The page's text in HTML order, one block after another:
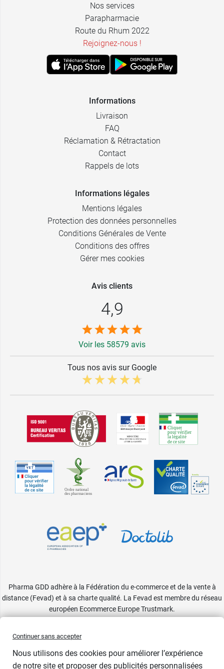
Nos services
Parapharmacie
Route du Rhum 2022
Rejoignez-nous !
Informations
Livraison
FAQ
Réclamation & Rétractation
Contact
Rappels de lots
Informations légales
Mentions légales
Protection des données personnelles
Conditions Générales de Vente
Conditions des offres
Gérer mes cookies
Avis clients
4,9
Voir les 58579 avis
Tous nos avis sur Google
Pharma GDD adhère à la Fédération du e-commerce et de la vente à
distance (Fevad) et à sa charte qualité. La Fevad est membre du réseau
européen Ecommerce Europe Trustmark.
Continuer sans accepter
Nous utilisons des cookies pour améliorer l’expérience
de notre site et proposer des publicités personnalisées